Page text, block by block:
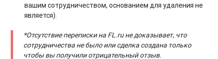
вашим сотрудничеством, основанием для удаления не
является).
*Отсутствие переписки на FL.ru не доказывает, что
сотрудничества не было или сделка создана только
чтобы вы получили отрицательный отзыв.